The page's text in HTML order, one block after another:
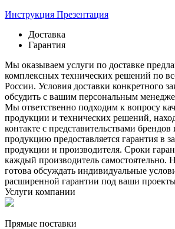
Инструкция Презентация
Доставка
Гарантия
Мы оказываем услуги по доставке
комплексных технических решений по
России. Условия доставки конкретного
обсудить с вашим персональным
Мы ответственно подходим к вопросу
продукции и технических решений,
контакте с представительствами
продукцию предоставляется гарантия в
продукции и производителя. Сроки
каждый производитель самостоятельно.
готова обсуждать индивидуальные
расширенной гарантии под ваши
Услуги компании
Прямые поставки